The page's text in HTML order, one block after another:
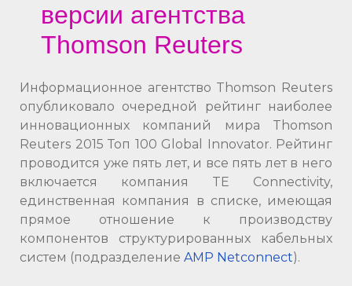
версии агентства
Thomson Reuters
Информационное агентство Thomson Reuters
опубликовало очередной рейтинг наиболее
инновационных компаний мира Thomson
Reuters 2015 Топ 100 Global Innovator. Рейтинг
проводится уже пять лет, и все пять лет в него
включается компания TE Connectivity,
единственная компания в списке, имеющая
прямое отношение к производству
компонентов структурированных кабельных
систем (подразделение AMP Netconnect).